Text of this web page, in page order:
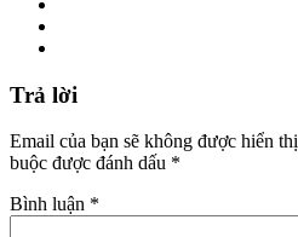
Trả lời
Email của bạn sẽ không được hiển
buộc được đánh dấu *
Bình luận *